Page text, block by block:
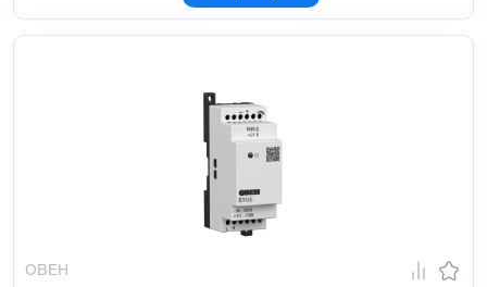
ОВЕН